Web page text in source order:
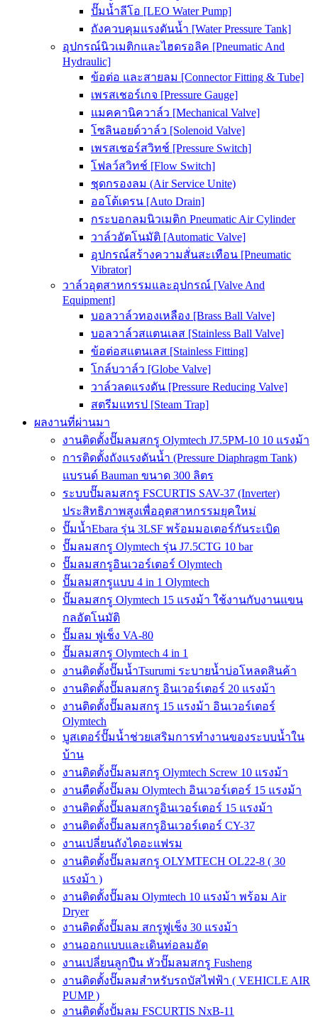
ปั๊มน้ำลีโอ [LEO Water Pump]
ถังควบคุมแรงดันน้ำ [Water Pressure Tank]
อุปกรณ์นิวเมติกและไฮดรอลิค [Pneumatic And
Hydraulic]
ข้อต่อ และสายลม [Connector Fitting & Tube]
เพรสเชอร์เกจ [Pressure Gauge]
แมคคานิควาล์ว [Mechanical Valve]
โซลินอยด์วาล์ว [Solenoid Valve]
เพรสเชอร์สวิทช์ [Pressure Switch]
โฟลว์สวิทช์ [Flow Switch]
ชุดกรองลม (Air Service Unite)
ออโต้เดรน [Auto Drain]
กระบอกลมนิวเมติก Pneumatic Air Cylinder
วาล์วอัตโนมัติ [Automatic Valve]
อุปกรณ์สร้างความสั่นสะเทือน [Pneumatic
Vibrator]
วาล์วอุตสาหกรรมและอุปกรณ์ [Valve And
Equipment]
บอลวาล์วทองเหลือง [Brass Ball Valve]
บอลวาล์วสแตนเลส [Stainless Ball Valve]
ข้อต่อสแตนเลส [Stainless Fitting]
โกล์บวาล์ว [Globe Valve]
วาล์วลดแรงดัน [Pressure Reducing Valve]
สตรีมแทรป [Steam Trap]
ผลงานที่ผ่านมา
งานติดตั้งปั๊มลมสกรู Olymtech J7.5PM-10 10 แรงม้า
การติดตั้งถังแรงดันน้ำ (Pressure Diaphragm Tank)
แบรนด์ Bauman ขนาด 300 ลิตร
ระบบปั๊มลมสกรู FSCURTIS SAV-37 (Inverter)
ประสิทธิภาพสูงเพื่ออุตสาหกรรมยุคใหม่
ปั๊มน้ำEbara รุ่น 3LSF พร้อมมอเตอร์กันระเบิด
ปั๊มลมสกรู Olymtech รุ่น J7.5CTG 10 bar
ปั๊มลมสกรูอินเวอร์เตอร์ Olymtech
ปั๊มลมสกรูแบบ 4 in 1 Olymtech
ปั๊มลมสกรู Olymtech 15 แรงม้า ใช้งานกับงานแขน
กลอัตโนมัติ
ปั๊มลม ฟูเช็ง VA-80
ปั๊มลมสกรู Olymtech 4 in 1
งานติดตั้งปั๊มน้ำTsurumi ระบายน้ำบ่อโหลดสินค้า
งานติดตั้งปั๊มลมสกรู อินเวอร์เตอร์ 20 แรงม้า
งานติดตั้งปั๊มลมสกรู 15 แรงม้า อินเวอร์เตอร์
Olymtech
บูสเตอร์ปั๊มน้ำช่วยเสริมการทำงานของระบบน้ำใน
บ้าน
งานติดตั้งปั๊มลมสกรู Olymtech Screw 10 แรงม้า
งานตืดตั้งปั๊มลม Olymtech อินเวอร์เตอร์ 15 แรงม้า
งานติดตั้งปั๊มลมสกรูอินเวอร์เตอร์ 15 แรงม้า
งานติดตั้งปั๊มลมสกรูอินเวอร์เตอร์ CY-37
งานเปลี่ยนถังไดอะแฟรม
งานติดตั้งปั๊มลมสกรู OLYMTECH OL22-8 ( 30
แรงม้า )
งานติดตั้งปั๊มลม Olymtech 10 แรงม้า พร้อม Air
Dryer
งานติดตั้งปั๊มลม สกรูฟูเช็ง 30 แรงม้า
งานออกแบบและเดินท่อลมอัด
งานเปลี่ยนลูกปืน หัวปั๊มลมสกรู Fusheng
งานติดตั้งปั๊มลมสำหรับรถบัสไฟฟ้า ( VEHICLE AIR
PUMP )
งานติดตั้งปั้มลม FSCURTIS NxB-11